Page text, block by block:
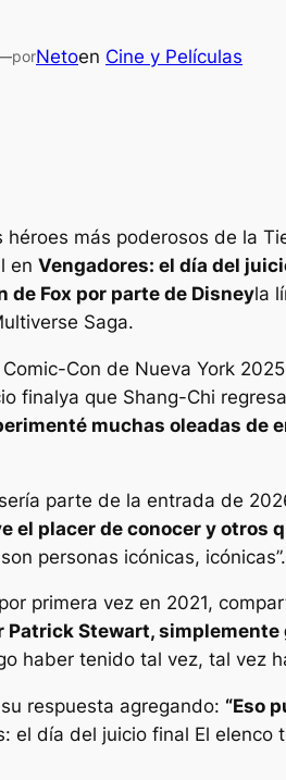
porNetoen Cine y Películas
más poderosos de la
en Vengadores: el día del
Fox por parte de Disneyla
Saga.
Con de Nueva York
finalya que Shang-Chi
muchas oleadas de
parte de la entrada de
el placer de conocer y otros
personas icónicas, icónicas”.
primera vez en 2021,
Patrick Stewart,
haber tenido tal vez, tal vez
respuesta agregando: “Eso
el día del juicio final El elenco